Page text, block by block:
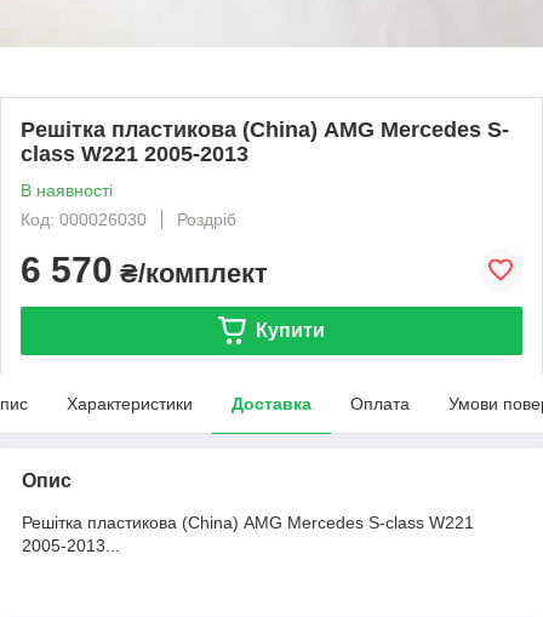
Решітка пластикова (China) AMG Mercedes S-
class W221 2005-2013
В наявності
Код: 000026030
Роздріб
6 570 ₴/комплект
Купити
Характеристики Доставка Оплата Умови
Опис
Решітка пластикова (China) AMG Mercedes S-class W221
2005-2013...